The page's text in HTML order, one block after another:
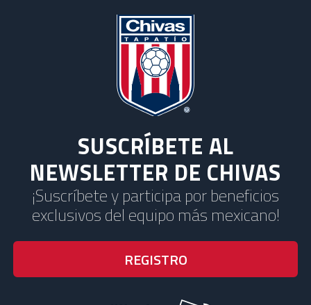
SUSCRÍBETE AL
NEWSLETTER DE CHIVAS
¡Suscríbete y participa por beneficios
exclusivos del equipo más mexicano!